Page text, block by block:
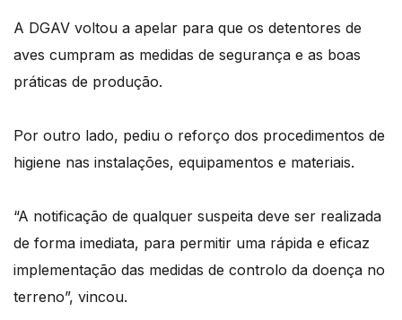
A DGAV voltou a apelar para que os detentores de
aves cumpram as medidas de segurança e as boas
práticas de produção.
Por outro lado, pediu o reforço dos procedimentos de
higiene nas instalações, equipamentos e materiais.
“A notificação de qualquer suspeita deve ser realizada
de forma imediata, para permitir uma rápida e eficaz
implementação das medidas de controlo da doença no
terreno”, vincou.